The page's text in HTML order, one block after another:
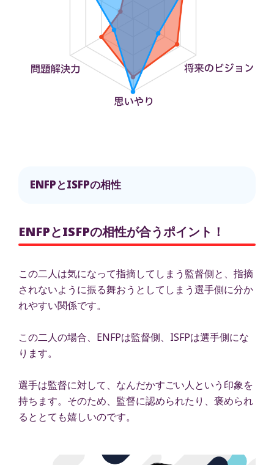
ENFPとISFPの相性
ENFPとISFPの相性が合うポイント！
この二人は気になって指摘してしまう監督側と、指摘
されないように振る舞おうとしてしまう選手側に分か
れやすい関係です。
この二人の場合、ENFPは監督側、ISFPは選手側にな
ります。
選手は監督に対して、なんだかすごい人という印象を
持ちます。そのため、監督に認められたり、褒められ
るととても嬉しいのです。